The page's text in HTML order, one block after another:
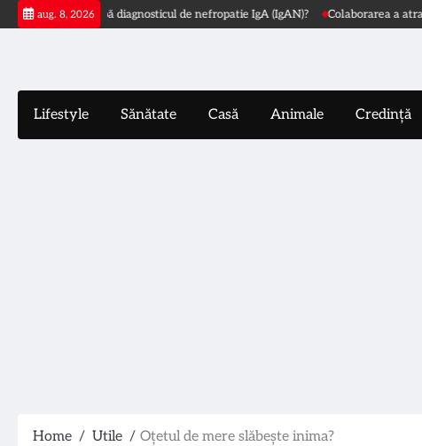
Skip
to
aug. 8, 2026
după diagnosticul de nefropatie IgA (IgAN)? Colaborarea a atras un
Lifestyle Sănătate Casă Animale Credință
Home Utile Oțetul de mere slăbește inima?